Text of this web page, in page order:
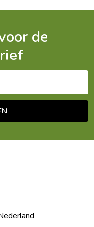
de
Schoorl Nederland